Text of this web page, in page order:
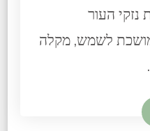
העור
לשמש, מקלה